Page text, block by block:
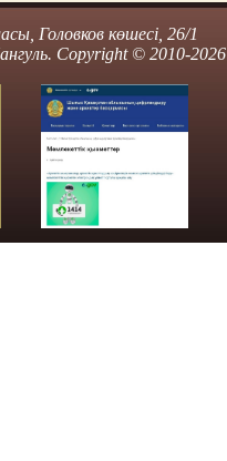
Головков көшесі, 26/1
Copyright © 2010-2026